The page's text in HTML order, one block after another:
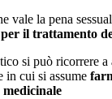
vale la pena
per il trattamento
si può ricorrere a
in cui si assume
medicinale